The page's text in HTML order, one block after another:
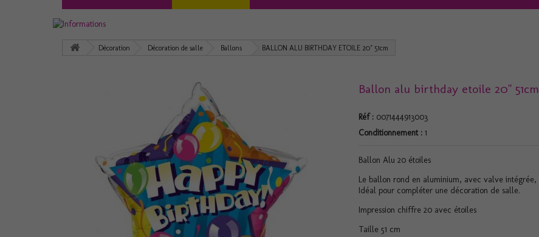
Décoration Décoration de salle Ballons BALLON ALU BIRTHDAY ETOILE 20" 51cm
Ballon alu birthday etoile 20" 51cm
Réf : 0071444913003
Conditionnement : 1
Ballon Alu 20 étoiles
Le ballon rond en aluminium, avec valve intégrée,
Idéal pour compléter une décoration de salle.
Impression chiffre 20 avec étoiles
Taille 51 cm